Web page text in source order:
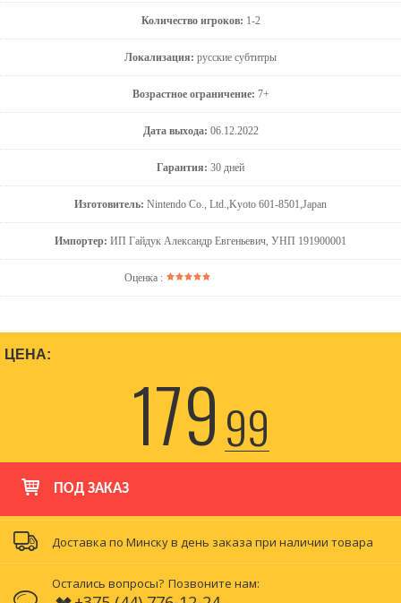
Количество игроков: 1-2
Локализация: русские субтитры
Возрастное ограничение: 7+
Дата выхода: 06.12.2022
Гарантия: 30 дней
Изготовитель: Nintendo Co., Ltd.,Kyoto 601-8501,Japan
Импортер: ИП Гайдук Александр Евгеньевич, УНП 191900001
Оценка :
ЦЕНА:
17999
ПОД ЗАКАЗ
Доставка по Минску в день заказа при наличии товара
Остались вопросы? Позвоните нам: